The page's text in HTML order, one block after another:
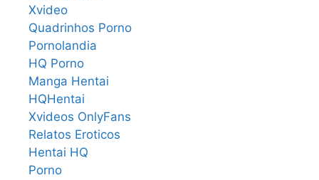
Xvideo
Quadrinhos Porno
Pornolandia
HQ Porno
Manga Hentai
HQHentai
Xvideos OnlyFans
Relatos Eroticos
Hentai HQ
Porno